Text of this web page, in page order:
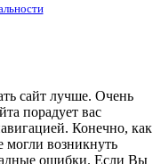
сайт лучше. Очень
порадует вас
Конечно, как
могли возникнуть
ошибки. Если Вы